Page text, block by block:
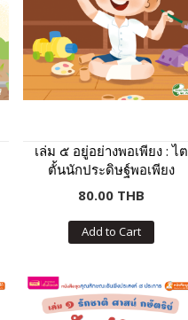
เล่ม ๕ อยู่อย่างพอเพียง : ไต
ตั้นนักประดิษฐ์พอเพียง
80.00 THB
Add to Cart